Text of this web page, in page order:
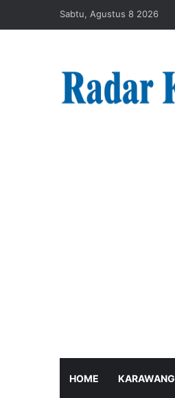
Sabtu, Agustus 8 2026
HOME KARAWANG